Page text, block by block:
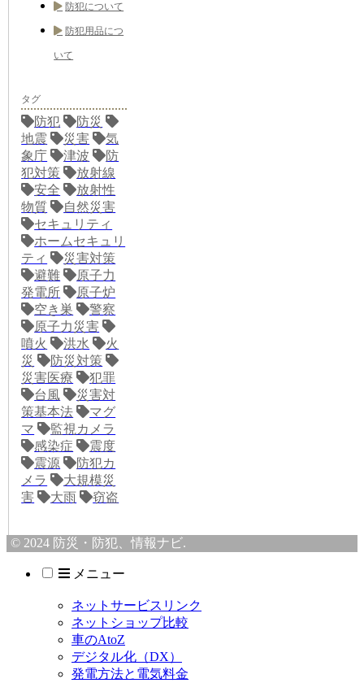
防犯について
防犯用品につ
いて
タグ
防犯
防災
地震
災害
気
象庁
津波
防
犯対策
放射線
安全
放射性
物質
自然災害
セキュリティ
ホームセキュリ
ティ
災害対策
避難
原子力
発電所
原子炉
空き巣
警察
原子力災害
噴火
洪水
火
災
防災対策
災害医療
犯罪
台風
災害対
策基本法
マグ
マ
監視カメラ
感染症
震度
震源
防犯カ
メラ
大規模災
害
大雨 窃盗
© 2024 防災・防犯、情報ナビ.
メニュー
ネットサービスリンク
ネットショップ比較
車のAtoZ
デジタル化（DX）
発電方法と電気料金